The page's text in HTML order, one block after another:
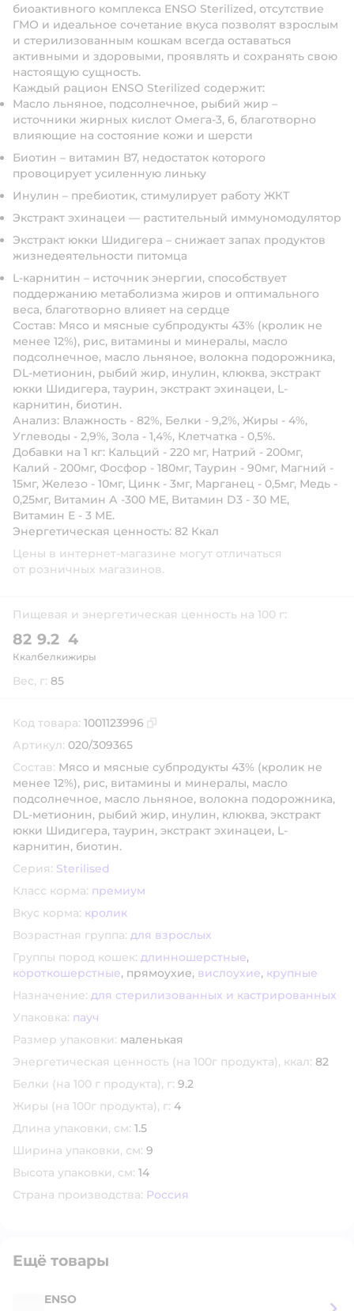
биоактивного комплекса ENSO Sterilized, отсутствие
ГМО и идеальное сочетание вкуса позволят взрослым
и стерилизованным кошкам всегда оставаться
активными и здоровыми, проявлять и сохранять свою
настоящую сущность.
Каждый рацион ENSO Sterilized содержит:
Масло льняное, подсолнечное, рыбий жир –
источники жирных кислот Омега-3, 6, благотворно
влияющие на состояние кожи и шерсти
Биотин – витамин В7, недостаток которого
провоцирует усиленную линьку
Инулин – пребиотик, стимулирует работу ЖКТ
Экстракт эхинацеи –– растительный иммуномодулятор
Экстракт юкки Шидигера – снижает запах продуктов
жизнедеятельности питомца
L-карнитин – источник энергии, способствует
поддержанию метаболизма жиров и оптимального
веса, благотворно влияет на сердце
Состав: Мясо и мясные субпродукты 43% (кролик не
менее 12%), рис, витамины и минералы, масло
подсолнечное, масло льняное, волокна подорожника,
DL-метионин, рыбий жир, инулин, клюква, экстракт
юкки Шидигера, таурин, экстракт эхинацеи, L-
карнитин, биотин.
Анализ: Влажность - 82%, Белки - 9,2%, Жиры - 4%,
Углеводы - 2,9%, Зола - 1,4%, Клетчатка - 0,5%.
Добавки на 1 кг: Кальций - 220 мг, Натрий - 200мг,
Калий - 200мг, Фосфор - 180мг, Таурин - 90мг, Магний -
15мг, Железо - 10мг, Цинк - 3мг, Марганец - 0,5мг, Медь -
0,25мг, Витамин А -300 МЕ, Витамин D3 - 30 МЕ,
Витамин Е - 3 МЕ.
Энергетическая ценность: 82 Ккал
Цены в интернет-магазине могут отличаться
от розничных магазинов.
Пищевая и энергетическая ценность на 100 г:
82
Ккал
9.2
белки
4
жиры
Вес, г: 85
Код товара: 1001123996
Артикул: 020/309365
Состав: Мясо и мясные субпродукты 43% (кролик не
менее 12%), рис, витамины и минералы, масло
подсолнечное, масло льняное, волокна подорожника,
DL-метионин, рыбий жир, инулин, клюква, экстракт
юкки Шидигера, таурин, экстракт эхинацеи, L-
карнитин, биотин.
Серия: Sterilised
Класс корма: премиум
Вкус корма: кролик
Возрастная группа: для взрослых
Группы пород кошек: длинношерстные,
короткошерстные, прямоухие, вислоухие, крупные
Назначение: для стерилизованных и кастрированных
Упаковка: пауч
Размер упаковки: маленькая
Энергетическая ценность (на 100г продукта), ккал: 82
Белки (на 100 г продукта), г: 9.2
Жиры (на 100г продукта), г: 4
Длина упаковки, см: 1.5
Ширина упаковки, см: 9
Высота упаковки, см: 14
Страна производства: Россия
Ещё товары
ENSO